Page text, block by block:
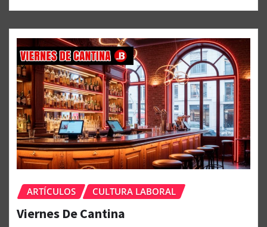
ARTÍCULOS CULTURA LABORAL
Viernes De Cantina